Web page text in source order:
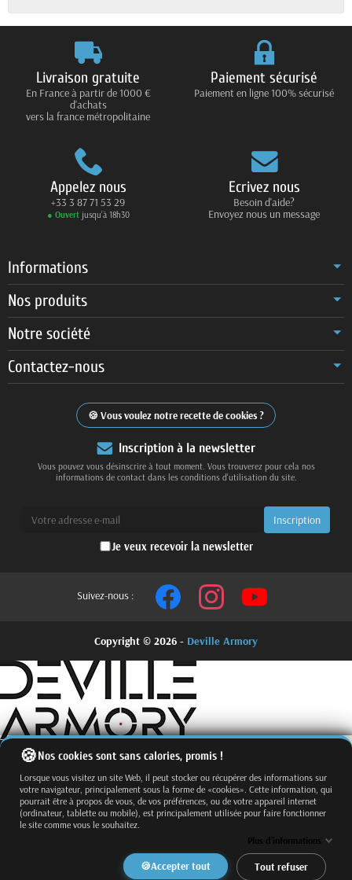
Livraison gratuite
En France à partir de 1000 €
d'achats
vers la france métropolitaine
Paiement sécurisé
Paiement en ligne 100% sécurisé
Appelez nous
+33 3 87 71 53 29
● Ouvertjusqu’à 18h30
Ecrivez nous
Besoin d'aide?
Envoyez nous un message
Informations
Nos produits
Notre société
Contactez-nous
Vous voulez notre recette de cookies ?
Inscription à la newsletter
Vous pouvez vous désinscrire à tout moment. Vous trouverez pour cela nos
informations de contact dans les conditions d'utilisation du site.
Je veux recevoir la newsletter
Suivez-nous :
Copyright © 2026 - Deville Armory
Nos cookies sont sans calories, promis !
Lorsque vous visitez un site Web, il peut stocker ou récupérer des informations sur
votre navigateur, principalement sous la forme de «cookies». Cette information, qui
pourrait être à propos de vous, de vos préférences, ou de votre appareil internet
(ordinateur, tablette ou mobile), est principalement utilisée pour faire fonctionner
le site comme vous le souhaitez.
Plus d'informations
Accepter tout Tout refuser
Fermer